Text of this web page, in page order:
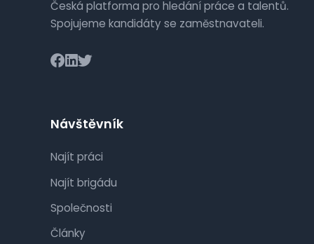
Česká platforma pro hledání práce a talentů.
Spojujeme kandidáty se zaměstnavateli.
Návštěvník
Najít práci
Najít brigádu
Společnosti
Články